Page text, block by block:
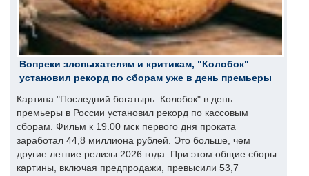
Вопреки злопыхателям и критикам, "Колобок"
установил рекорд по сборам уже в день премьеры
Картина "Последний богатырь. Колобок" в день
премьеры в России установил рекорд по кассовым
сборам. Фильм к 19.00 мск первого дня проката
заработал 44,8 миллиона рублей. Это больше, чем
другие летние релизы 2026 года. При этом общие сборы
картины, включая предпродажи, превысили 53,7